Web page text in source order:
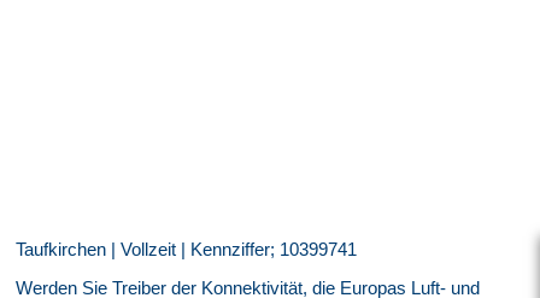
Taufkirchen | Vollzeit | Kennziffer; 10399741
Werden Sie Treiber der Konnektivität, die Europas Luft- und